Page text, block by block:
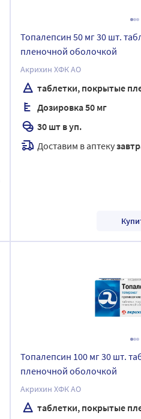
Топалепсин 50 мг 30 шт.
пленочной оболочкой
Акрихин ХФК АО
таблетки, покрытые
Дозировка 50 мг
30 шт в уп.
Доставим в аптеку
Топалепсин 100 мг 30 шт.
пленочной оболочкой
Акрихин ХФК АО
таблетки, покрытые